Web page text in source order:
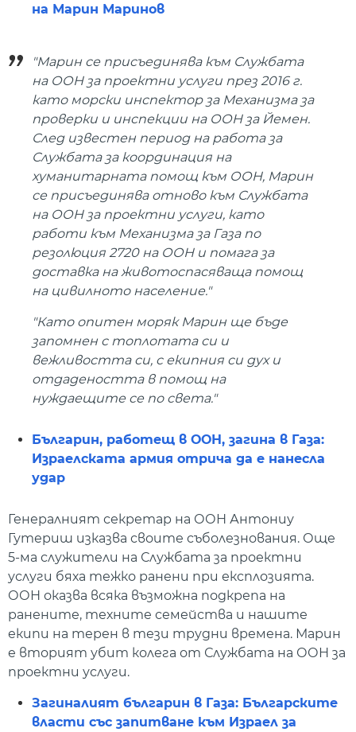
на Марин Маринов
"Марин се присъединява към Службата
на ООН за проектни услуги през 2016 г.
като морски инспектор за Механизма за
проверки и инспекции на ООН за Йемен.
След известен период на работа за
Службата за координация на
хуманитарната помощ към ООН, Марин
се присъединява отново към Службата
на ООН за проектни услуги, като
работи към Механизма за Газа по
резолюция 2720 на ООН и помага за
доставка на животоспасяваща помощ
на цивилното население."
"Като опитен моряк Марин ще бъде
запомнен с топлотата си и
вежливостта си, с екипния си дух и
отдадеността в помощ на
нуждаещите се по света."
Българин, работещ в ООН, загина в Газа:
Израелската армия отрича да е нанесла
удар
Генералният секретар на ООН Антониу
Гутериш изказва своите съболезнования. Още
5-ма служители на Службата за проектни
услуги бяха тежко ранени при експлозията.
ООН оказва всяка възможна подкрепа на
ранените, техните семейства и нашите
екипи на терен в тези трудни времена. Марин
е вторият убит колега от Службата на ООН за
проектни услуги.
Загиналият българин в Газа: Българските
власти със запитване към Израел за